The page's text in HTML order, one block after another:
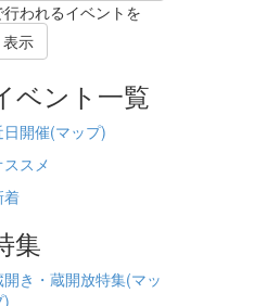
行われるイベントを
表示
ベント一覧
日開催(マップ)
ススメ
着
集
開き・蔵開放特集(マッ
)